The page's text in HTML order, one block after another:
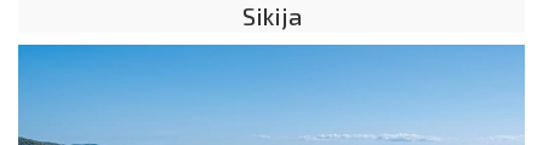
Sikija